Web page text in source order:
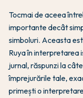
Tocmai de aceea
importante decât
simboluri. Aceasta
Ruya în interpretarea
jurnal, răspunzi la
împrejurările tale,
primești o